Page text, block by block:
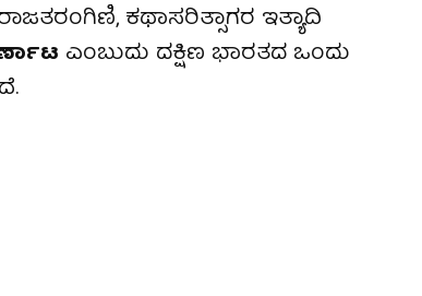
ಕಥಾಸರಿತ್ಸಾಗರ ಇತ್ಯಾದಿ
ಎಂಬುದು ದಕ್ಷಿಣ ಭಾರತದ ಒಂದು